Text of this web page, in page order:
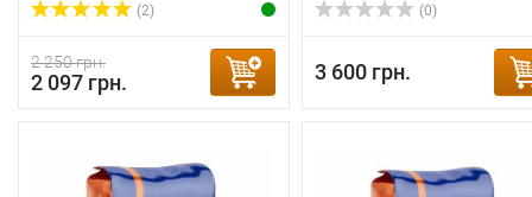
(2)
2 250 грн.
2 097 грн.
(0)
3 600 грн.